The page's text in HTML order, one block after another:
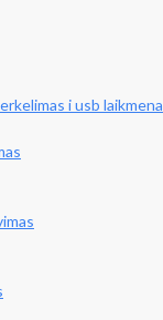
i usb laikmena